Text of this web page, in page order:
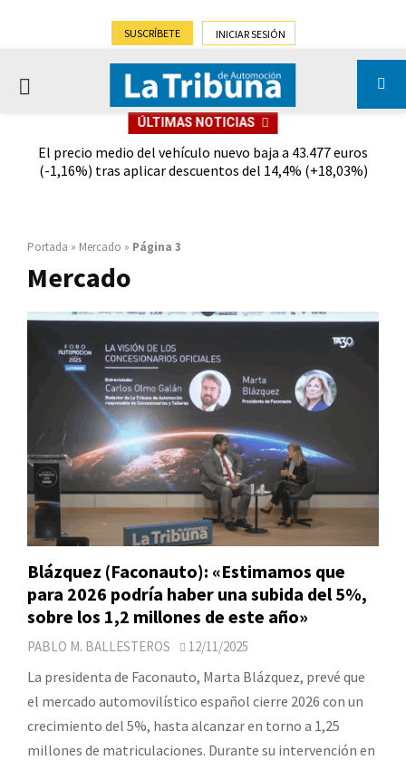
SUSCRÍBETE INICIAR SESIÓN
PRIMARY
ÚLTIMAS NOTICIAS
El precio medio del vehículo nuevo baja a 43.477 euros
(-1,16%) tras aplicar descuentos del 14,4% (+18,03%)
Portada » Mercado » Página 3
Mercado
Blázquez (Faconauto): «Estimamos que
para 2026 podría haber una subida del 5%,
sobre los 1,2 millones de este año»
PABLO M. BALLESTEROS 12/11/2025
La presidenta de Faconauto, Marta Blázquez, prevé que
el mercado automovilístico español cierre 2026 con un
crecimiento del 5%, hasta alcanzar en torno a 1,25
millones de matriculaciones. Durante su intervención en